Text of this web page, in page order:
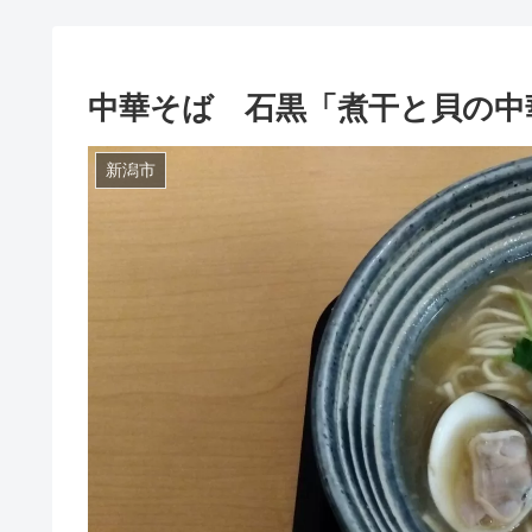
中華そば 石黒「煮干と貝の中
新潟市